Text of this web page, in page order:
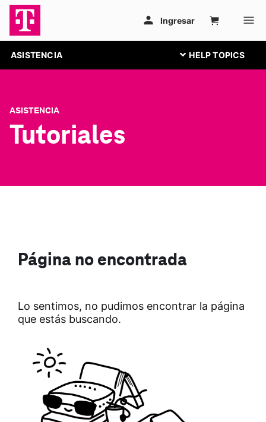
ASISTENCIA
ASISTENCIA
Tutoriales